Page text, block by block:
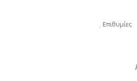
Επιθυμίες